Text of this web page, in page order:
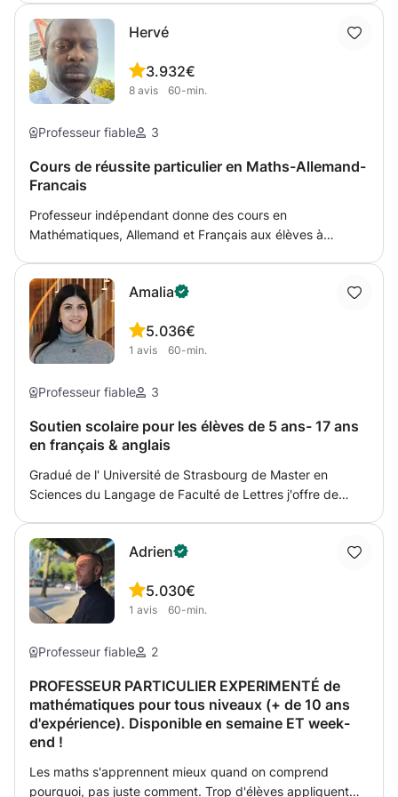
de l'élève. Je suis diplômée d'un bac de Français. Je
possède le diplôme Cambridge niveau C2. Ma langue
maternelle est l'espagnol, puisque ma mère est
colombienne.
Hervé
3.9
8 avis
32€
60-min.
Professeur fiable 3
Cours de réussite particulier en Maths-Allemand-
Francais
Professeur indépendant donne des cours en
Mathématiques, Allemand et Français aux élèves à
base du programme en cours à l'école.
Amalia
5.0
1 avis
36€
60-min.
Professeur fiable 3
Soutien scolaire pour les élèves de 5 ans- 17 ans
en français & anglais
Gradué de l' Université de Strasbourg de Master en
Sciences du Langage de Faculté de Lettres j'offre de
grec & luxembourgeois .
Adrien
5.0
1 avis
30€
60-min.
Professeur fiable 2
PROFESSEUR PARTICULIER EXPERIMENTÉ de
mathématiques pour tous niveaux (+ de 10 ans
d'expérience). Disponible en semaine ET week-
end !
Les maths s'apprennent mieux quand on comprend
pourquoi, pas juste comment. Trop d'élèves appliquent